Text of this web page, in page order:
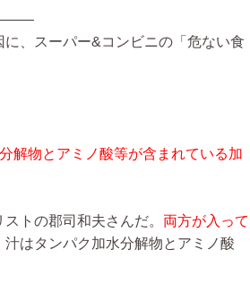
、スーパー&コンビニの「危ない食
解物とアミノ酸等が含まれている加
トの郡司和夫さんだ。 両方が入って
汁はタンパク加水分解物とアミノ酸